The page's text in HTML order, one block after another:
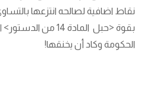
بقوة <حبل المادة
الحكومة وكاد أن يخنقها!